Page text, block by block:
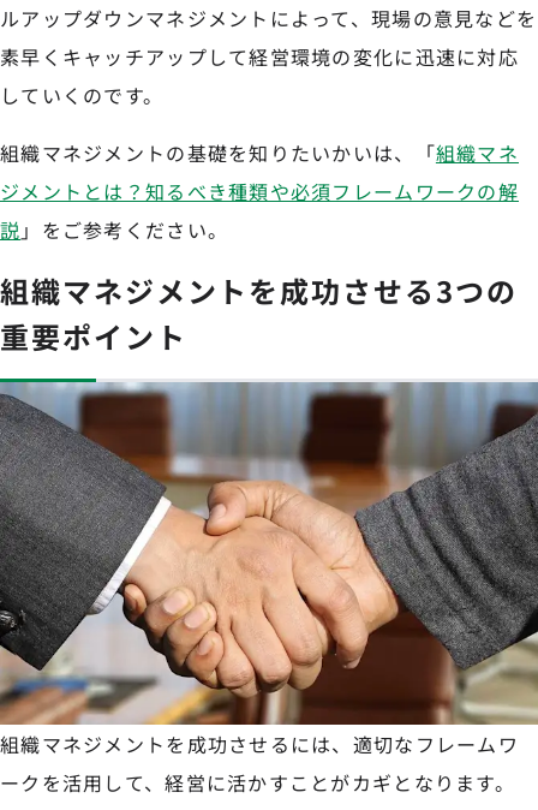
ルアップダウンマネジメントによって、現場の意見などを
素早くキャッチアップして経営環境の変化に迅速に対応
していくのです。
組織マネジメントの基礎を知りたいかいは、「組織マネ
ジメントとは？知るべき種類や必須フレームワークの解
説 」をご参考ください。
組織マネジメントを成功させる3つの
重要ポイント
組織マネジメントを成功させるには、適切なフレームワ
ークを活用して、経営に活かすことがカギとなります。